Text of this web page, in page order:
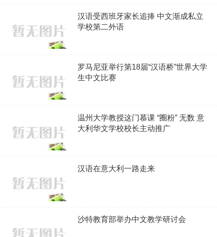
汉语受西班牙家长追捧 中文渐成私立
学校第二外语
罗马尼亚举行第18届“汉语桥”世界大学
生中文比赛
温州大学教授这门慕课 “圈粉” 无数 意
大利华文学校校长主动推广
汉语在意大利一路走来
沙特教育部举办中文教学研讨会